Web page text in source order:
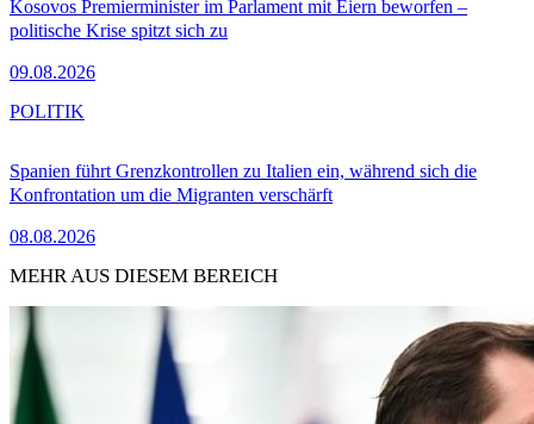
Kosovos Premierminister im Parlament mit Eiern beworfen –
politische Krise spitzt sich zu
09.08.2026
Spanien führt Grenzkontrollen zu Italien ein, während sich die
Konfrontation um die Migranten verschärft
08.08.2026
POLITIK
MEHR AUS DIESEM BEREICH